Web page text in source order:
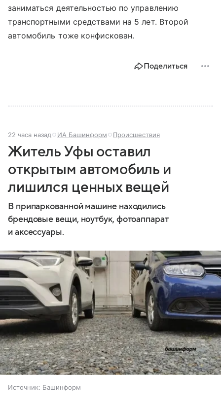
заниматься деятельностью по управлению
транспортными средствами на 5 лет. Второй
автомобиль тоже конфискован.
Поделиться
22 часа назад ИА Башинформ Происшествия
Житель Уфы оставил
открытым автомобиль и
лишился ценных вещей
В припаркованной машине находились
брендовые вещи, ноутбук, фотоаппарат
и аксессуары.
Источник: Башинформ